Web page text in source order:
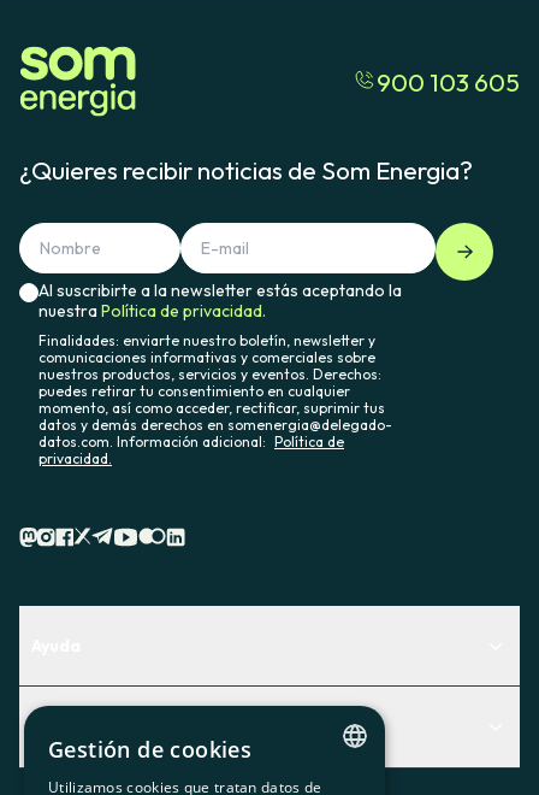
900 103 605
¿Quieres recibir noticias de Som Energia?
Al suscribirte a la newsletter estás aceptando la
nuestraPolítica de privacidad.
Finalidades: enviarte nuestro boletín, newsletter y
comunicaciones informativas y comerciales sobre
nuestros productos, servicios y eventos. Derechos:
puedes retirar tu consentimiento en cualquier
momento, así como acceder, rectificar, suprimir tus
datos y demás derechos en somenergia@delegado-
datos.com. Información adicional: Política de
privacidad.
Descubre qué servicio te encaja mejor
Contacto
Actualidad
Gestión de cookies
Utilizamos cookies que tratan datos de